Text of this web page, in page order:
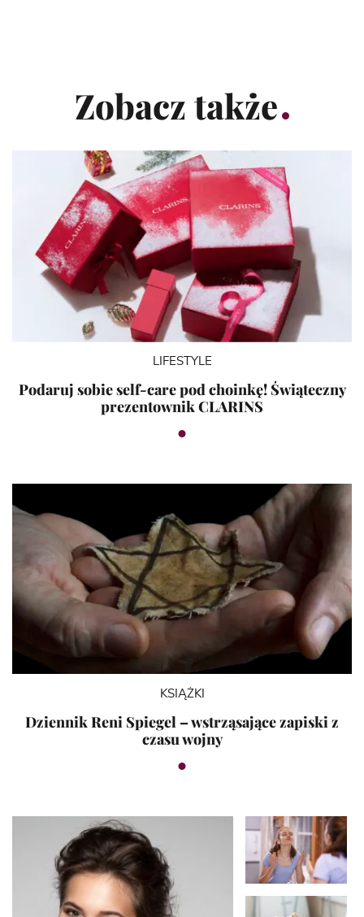
Zobacz także
LIFESTYLE
Podaruj sobie self-care pod choinkę! Świąteczny
prezentownik CLARINS
KSIĄŻKI
Dziennik Reni Spiegel – wstrząsające zapiski z
czasu wojny